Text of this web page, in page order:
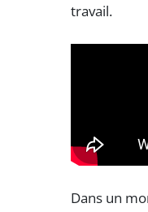
travail.
Dans un